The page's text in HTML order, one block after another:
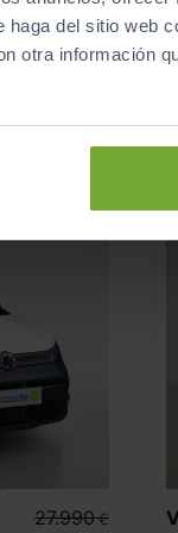
del sitio web
otra información
476 €/mes
27.990 €